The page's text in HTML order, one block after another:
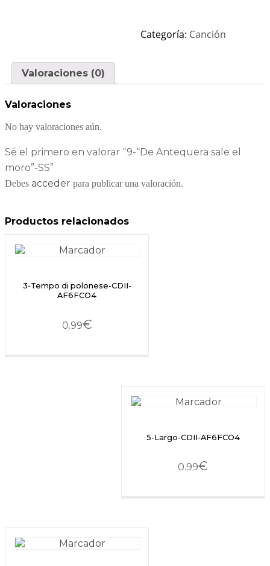
Categoría: Canción
Valoraciones (0)
Valoraciones
No hay valoraciones aún.
Sé el primero en valorar “9-“De Antequera sale el
moro”-SS”
Debes acceder para publicar una valoración.
Productos relacionados
3-Tempo di polonese-CDII-
AF6FCO4
0.99€
5-Largo-CDII-AF6FCO4
0.99€